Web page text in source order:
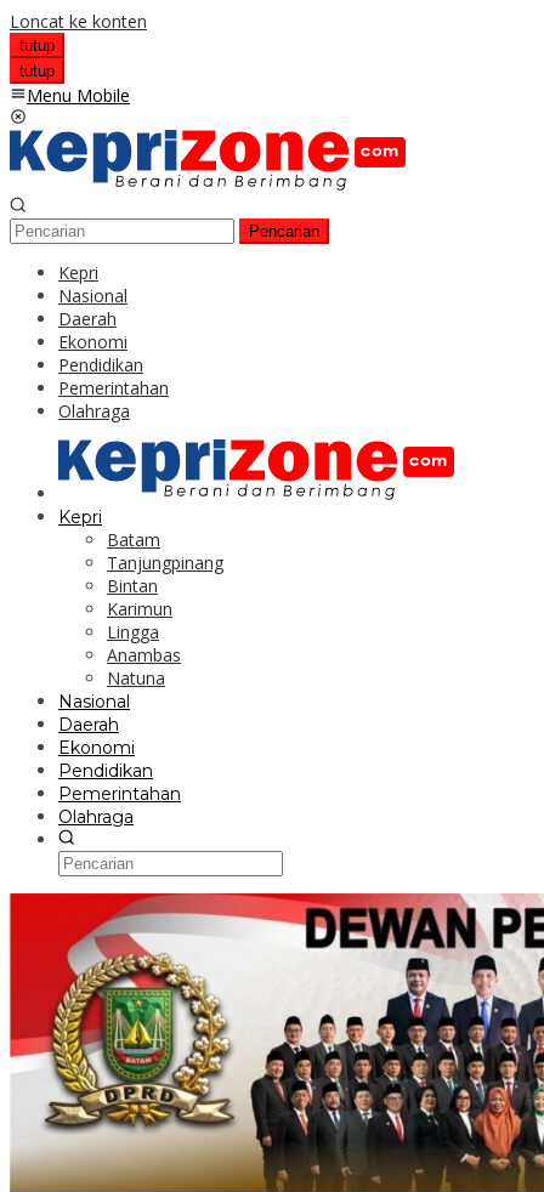
Loncat ke konten
tutup
tutup
Menu Mobile
Pencarian
Kepri
Nasional
Daerah
Ekonomi
Pendidikan
Pemerintahan
Olahraga
Kepri
Batam
Tanjungpinang
Bintan
Karimun
Lingga
Anambas
Natuna
Nasional
Daerah
Ekonomi
Pendidikan
Pemerintahan
Olahraga